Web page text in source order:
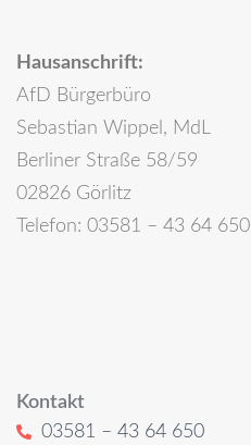
Hausanschrift:
AfD Bürgerbüro
Sebastian Wippel, MdL
Berliner Straße 58/59
02826 Görlitz
Telefon: 03581 – 43 64 650
Kontakt
03581 – 43 64 650